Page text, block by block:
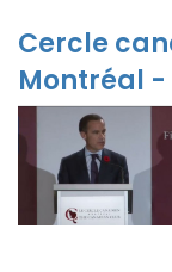
Cercle
Montréal -